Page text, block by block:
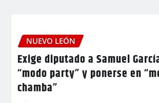
NUEVO LEÓN
Exige diputado a Samuel
“modo party” y ponerse en
chamba”